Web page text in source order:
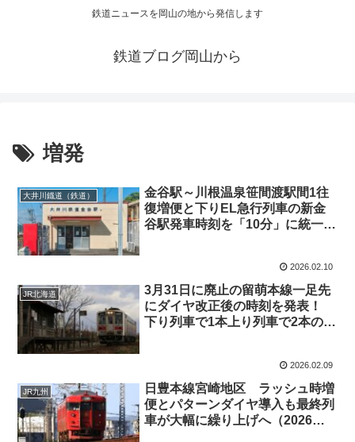
鉄道ニュースを岡山の地から発信します
鉄道ブログ岡山から
増発
大井川鐡道（鉄道）
金谷駅～川根温泉笹間渡駅間1往
復増便と下りEL急行列車の新金
谷駅発車時刻を「10分」に統一
2026.02.10
JR北海道
3月31日に廃止の留萌本線一足先
にダイヤ改正後の時刻を発表！
下り列車で1本上り列車で2本の増
2026.02.09
JR九州
日豊本線宮崎地区 ラッシュ時増
便とパターンダイヤ導入も最終列
車が大幅に繰り上げへ（2026年3